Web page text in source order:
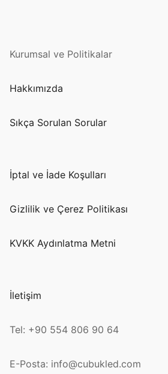
Kurumsal ve Politikalar
Hakkımızda
Sıkça Sorulan Sorular
İptal ve İade Koşulları
Gizlilik ve Çerez Politikası
KVKK Aydınlatma Metni
İletişim
Tel: +90 554 806 90 64
E-Posta: info@cubukled.com